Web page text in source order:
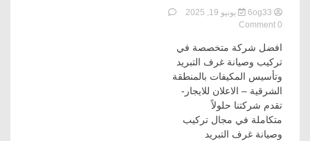
يونيو 19, 2025
0 Comment
on
وصيانة
غرف
التبريد
–
الاعلان
للايجار-
وتأسيس
المكيفات
افضل شركة متخصصة في
تركيب وصيانة غرف التبريد
وتأسيس المكيفات بالمنطقة
الشرقية – الاعلان للايجار-
تقدم شركتنا حلولاً
متكاملة في مجال تركيب
وصيانة غرف التبريد